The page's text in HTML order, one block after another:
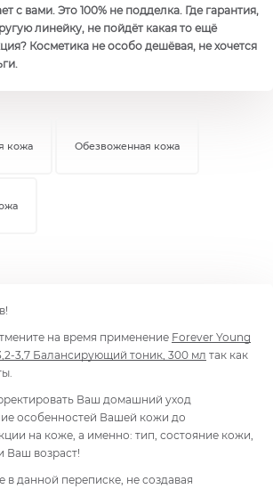
с вами. Это 100% не подделка. Где гарантия,
линейку, не пойдёт какая то ещё
Косметика не особо дешёвая, не хочется
кожа Обезвоженная кожа
на время применение Forever Young
3,7 Балансирующий тоник, 300 мл так как
Ваш домашний уход
особенностей Вашей кожи до
на коже, а именно: тип, состояние кожи,
Ваш возраст!
данной переписке, не создавая